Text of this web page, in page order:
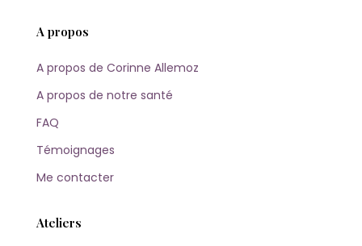
A propos
A propos de Corinne Allemoz
A propos de notre santé
FAQ
Témoignages
Me contacter
Ateliers